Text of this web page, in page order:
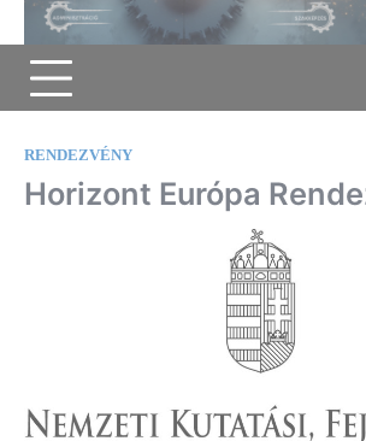
RENDEZVÉNY
Horizont Európa